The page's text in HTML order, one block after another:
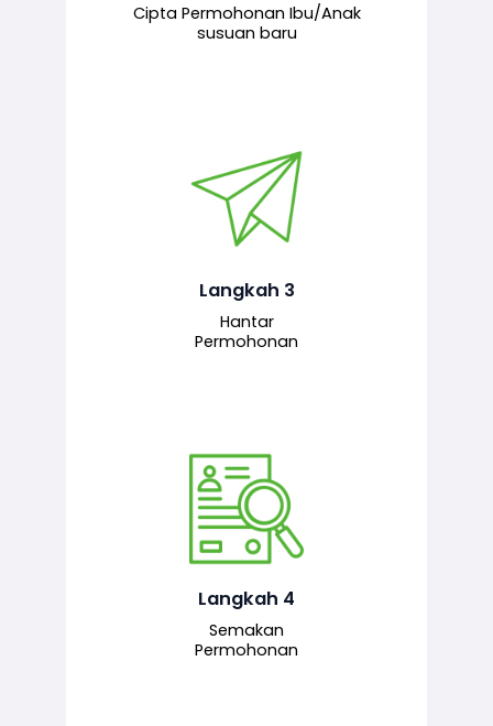
Cipta Permohonan Ibu/Anak
susuan baru
Langkah 3
Hantar
Permohonan
Permohonan yang lengkap dihantar
untuk proses semakan dan
bertanggungjawab.
Langkah 4
Semakan
Permohonan
Pegawai penyemak menyemak
maklumat yang dikemukakan. Jika
semua maklumat adalah lengkap dan
kepada pegawai pelulus untuk
tindakan seterusnya.